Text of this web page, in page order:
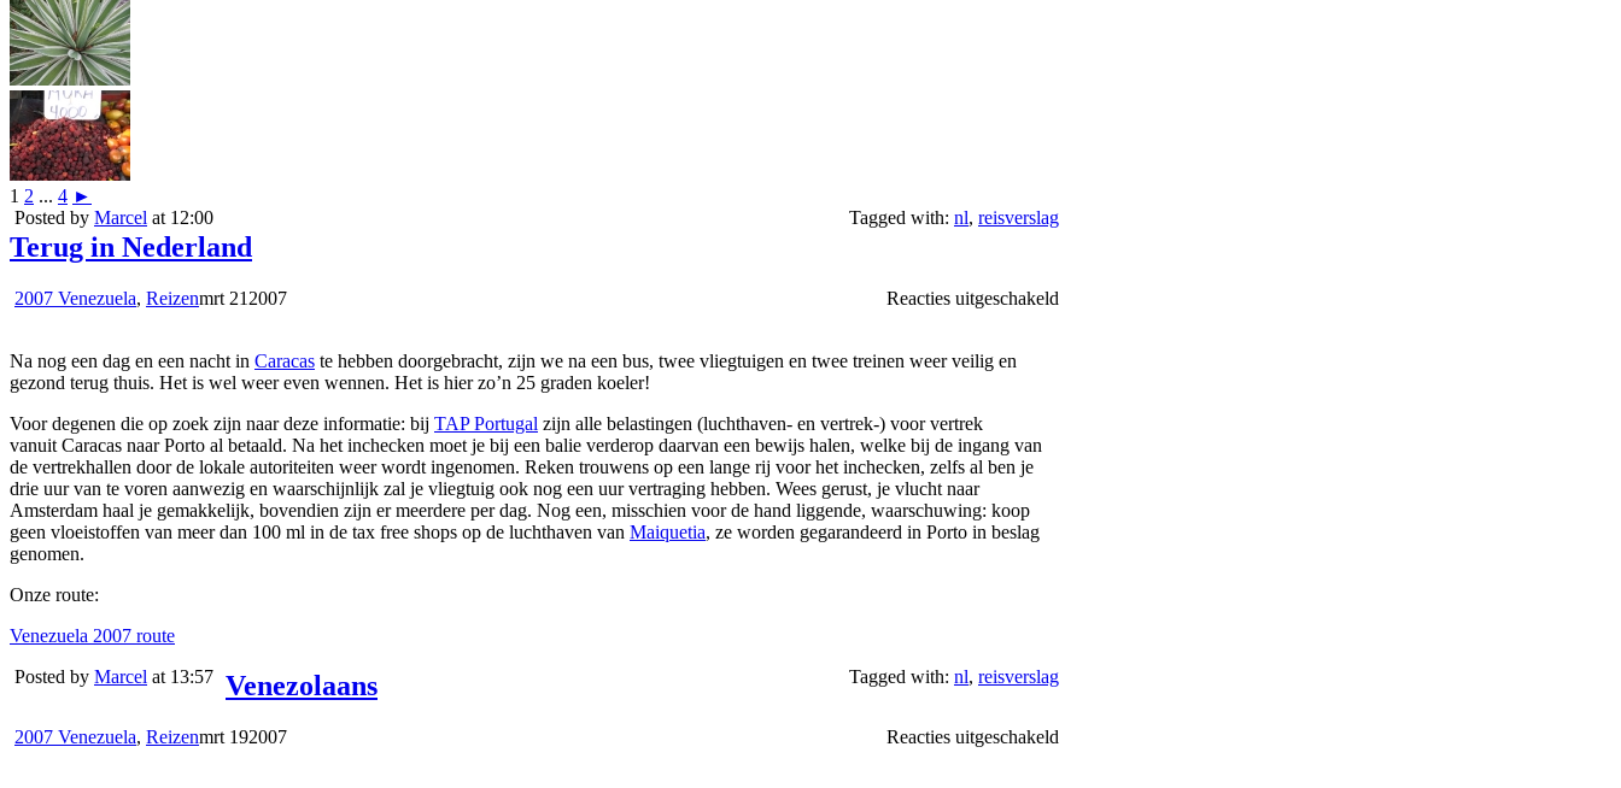
1 2 ... 4 ►
Posted by Marcel at 12:00 Tagged with: nl, reisverslag
Terug in Nederland
2007 Venezuela, Reizen Reacties uitgeschakeld
mrt 21 2007
Na nog een dag en een nacht in Caracas te hebben doorgebracht, zijn we na een bus, twee vliegtuigen en twee treinen weer veilig en
gezond terug thuis. Het is wel weer even wennen. Het is hier zo’n 25 graden koeler!
Voor degenen die op zoek zijn naar deze informatie: bij TAP Portugal zijn alle belastingen (luchthaven- en vertrek-) voor vertrek
vanuit Caracas naar Porto al betaald. Na het inchecken moet je bij een balie verderop daarvan een bewijs halen, welke bij de ingang van
de vertrekhallen door de lokale autoriteiten weer wordt ingenomen. Reken trouwens op een lange rij voor het inchecken, zelfs al ben je
drie uur van te voren aanwezig en waarschijnlijk zal je vliegtuig ook nog een uur vertraging hebben. Wees gerust, je vlucht naar
Amsterdam haal je gemakkelijk, bovendien zijn er meerdere per dag. Nog een, misschien voor de hand liggende, waarschuwing: koop
geen vloeistoffen van meer dan 100 ml in de tax free shops op de luchthaven van Maiquetia, ze worden gegarandeerd in Porto in beslag
genomen.
Onze route:
Venezuela 2007 route
Posted by Marcel at 13:57 Tagged with: nl, reisverslag
Venezolaans
2007 Venezuela, Reizen Reacties uitgeschakeld
mrt 192007